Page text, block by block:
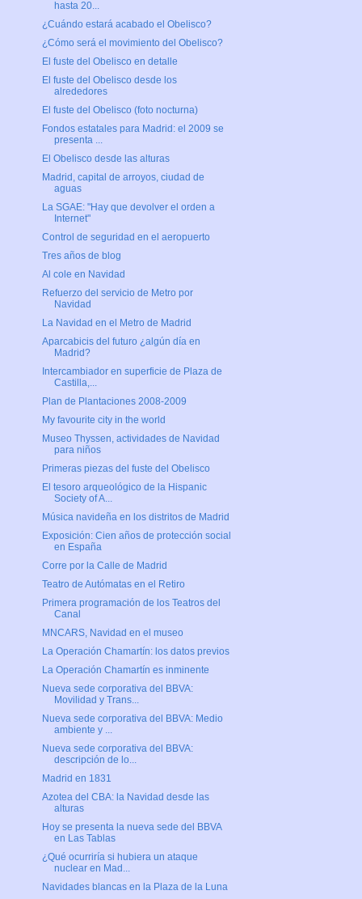
hasta 20...
¿Cuándo estará acabado el Obelisco?
¿Cómo será el movimiento del Obelisco?
El fuste del Obelisco en detalle
El fuste del Obelisco desde los
alrededores
El fuste del Obelisco (foto nocturna)
Fondos estatales para Madrid: el 2009 se
presenta ...
El Obelisco desde las alturas
Madrid, capital de arroyos, ciudad de
aguas
La SGAE: "Hay que devolver el orden a
Internet"
Control de seguridad en el aeropuerto
Tres años de blog
Al cole en Navidad
Refuerzo del servicio de Metro por
Navidad
La Navidad en el Metro de Madrid
Aparcabicis del futuro ¿algún día en
Madrid?
Intercambiador en superficie de Plaza de
Castilla,...
Plan de Plantaciones 2008-2009
My favourite city in the world
Museo Thyssen, actividades de Navidad
para niños
Primeras piezas del fuste del Obelisco
El tesoro arqueológico de la Hispanic
Society of A...
Música navideña en los distritos de Madrid
Exposición: Cien años de protección social
en España
Corre por la Calle de Madrid
Teatro de Autómatas en el Retiro
Primera programación de los Teatros del
Canal
MNCARS, Navidad en el museo
La Operación Chamartín: los datos previos
La Operación Chamartín es inminente
Nueva sede corporativa del BBVA:
Movilidad y Trans...
Nueva sede corporativa del BBVA: Medio
ambiente y ...
Nueva sede corporativa del BBVA:
descripción de lo...
Madrid en 1831
Azotea del CBA: la Navidad desde las
alturas
Hoy se presenta la nueva sede del BBVA
en Las Tablas
¿Qué ocurriría si hubiera un ataque
nuclear en Mad...
Navidades blancas en la Plaza de la Luna